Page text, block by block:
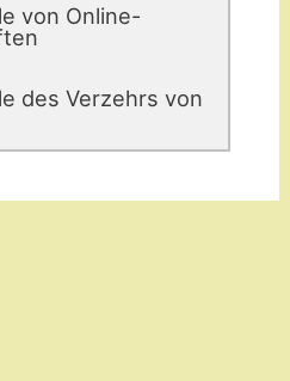
von Online-
des Verzehrs von